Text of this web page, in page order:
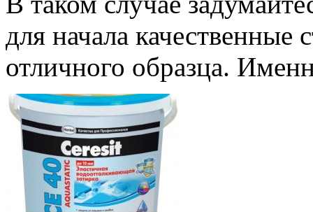
для начала качественные
отличного образца.